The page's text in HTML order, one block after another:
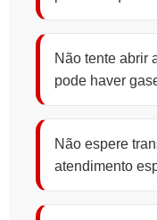
Não tente abrir
pode haver
Não espere
atendimento